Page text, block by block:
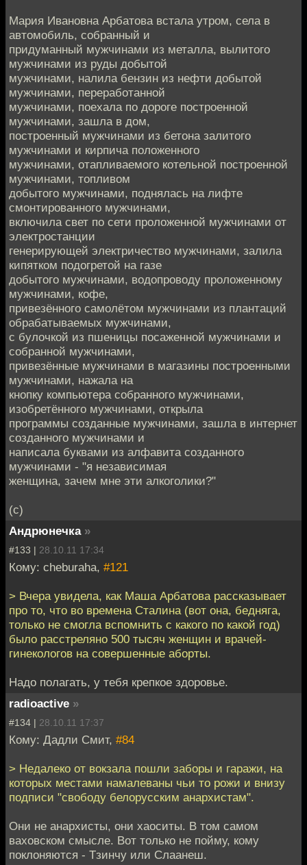
Мария Ивановна Арбатова встала утром, села в
автомобиль, собранный и
придуманный мужчинами из металла, вылитого
мужчинами из руды добытой
мужчинами, налила бензин из нефти добытой
мужчинами, переработанной
мужчинами, поехала по дороге построенной
мужчинами, зашла в дом,
построенный мужчинами из бетона залитого
мужчинами и кирпича положенного
мужчинами, отапливаемого котельной построенной
мужчинами, топливом
добытого мужчинами, поднялась на лифте
смонтированного мужчинами,
включила свет по сети проложенной мужчинами от
электростанции
генерирующей электричество мужчинами, залила
кипятком подогретой на газе
добытого мужчинами, водопроводу проложенному
мужчинами, кофе,
привезённого самолётом мужчинами из плантаций
обрабатываемых мужчинами,
с булочкой из пшеницы посаженной мужчинами и
собранной мужчинами,
привезённые мужчинами в магазины построенными
мужчинами, нажала на
кнопку компьютера собранного мужчинами,
изобретённого мужчинами, открыла
программы созданные мужчинами, зашла в интернет
созданного мужчинами и
написала буквами из алфавита созданного
мужчинами - "я независимая
женщина, зачем мне эти алкоголики?"
(с)
Андрюнечка »
#133 | 28.10.11 17:34
Кому: cheburaha, #121
> Вчера увидела, как Маша Арбатова рассказывает
про то, что во времена Сталина (вот она, бедняга,
только не смогла вспомнить с какого по какой год)
было расстреляно 500 тысяч женщин и врачей-
гинекологов на совершенные аборты.
Надо полагать, у тебя крепкое здоровье.
radioactive »
#134 | 28.10.11 17:37
Кому: Дадли Смит, #84
> Недалеко от вокзала пошли заборы и гаражи, на
которых местами намалеваны чьи то рожи и внизу
подписи "свободу белорусским анархистам".
Они не анархисты, они хаоситы. В том самом
ваховском смысле. Вот только не пойму, кому
поклоняются - Тзинчу или Слаанеш.